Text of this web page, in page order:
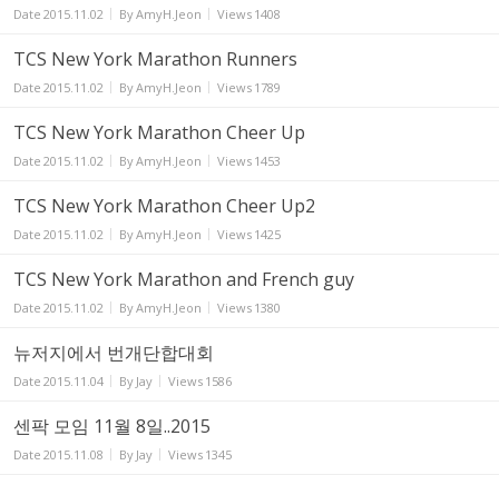
Date 2015.11.02 ByAmyH.Jeon Views 1408
TCS New York Marathon Runners
Date 2015.11.02 ByAmyH.Jeon Views 1789
TCS New York Marathon Cheer Up
Date 2015.11.02 ByAmyH.Jeon Views 1453
TCS New York Marathon Cheer Up2
Date 2015.11.02 ByAmyH.Jeon Views 1425
TCS New York Marathon and French guy
Date 2015.11.02 ByAmyH.Jeon Views 1380
뉴저지에서 번개단합대회
Date 2015.11.04 By Jay Views 1586
센팍 모임 11월 8일..2015
Date 2015.11.08 By Jay Views 1345